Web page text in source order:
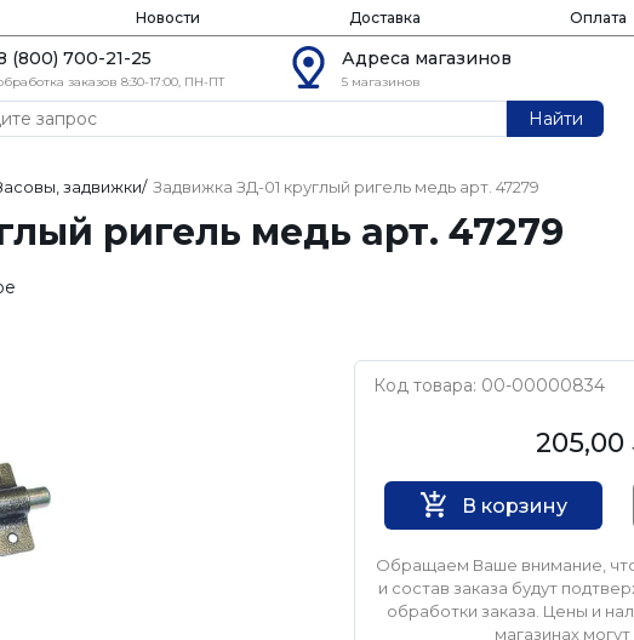
Новости Доставка Оплата
(800) 700-21-25
заказов 8:30-17:00, ПН-ПТ
Адреса магазинов
5 магазинов
Найти
задвижки/ Задвижка ЗД-01 круглый ригель медь арт. 47279
ригель медь арт. 47279
Код товара: 00-00000834
205,00
В корзину
Обращаем Ваше внимание,
и состав заказа будут
обработки заказа. Цены и
магазинах могут